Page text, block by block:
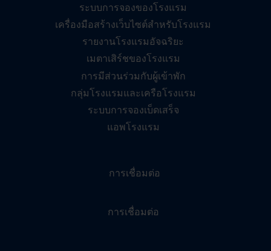
ระบบการจองของโรงแรม
เครื่องมือสร้างเว็บไซต์สำหรับโรงแรม
รายงานโรงแรมอัจฉริยะ
เมตาเสิร์ชของโรงแรม
การมีส่วนร่วมกับผู้เข้าพัก
กลุ่มโรงแรมและเครือโรงแรม
ระบบการจองเบ็ดเสร็จ
แอพโรงแรม
การเชื่อมต่อ
การเชื่อมต่อ